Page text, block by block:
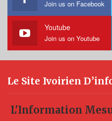
Join us on Facebook
Youtube
Join us on Youtube
Le Site Ivoirien
L'Information